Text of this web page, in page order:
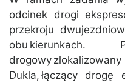
odcinek drogi
przekroju
obu kierunkach.
drogowy
Dukla, łączący